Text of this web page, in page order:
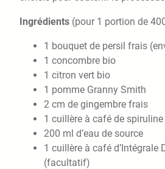
Ingrédients (pour 1 portion de
1 bouquet de persil frais
1 concombre bio
1 citron vert bio
1 pomme Granny Smith
2 cm de gingembre frais
1 cuillère à café de
200 ml d’eau de source
1 cuillère à café d’Intégrale
(facultatif)